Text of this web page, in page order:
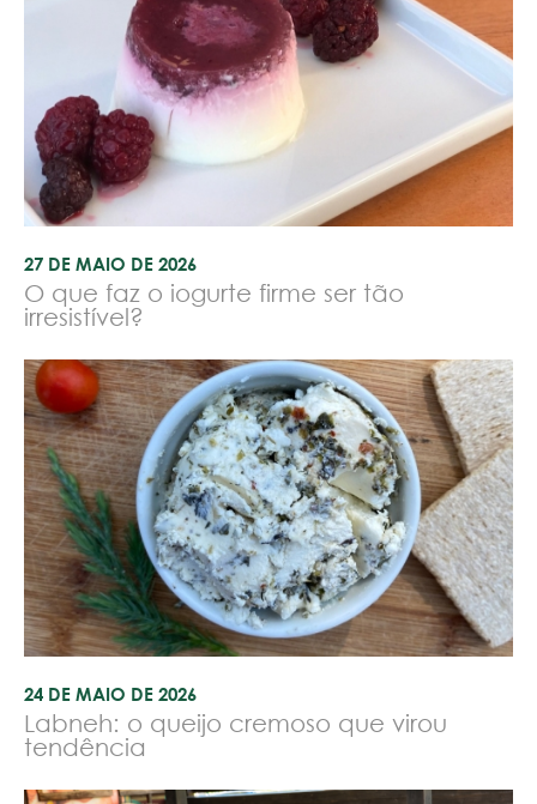
27 DE MAIO DE 2026
O que faz o iogurte firme ser tão
irresistível?
24 DE MAIO DE 2026
Labneh: o queijo cremoso que virou
tendência